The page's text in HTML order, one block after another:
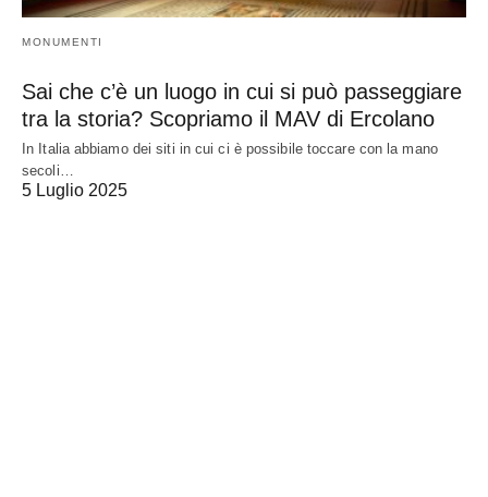
MONUMENTI
Sai che c’è un luogo in cui si può passeggiare
tra la storia? Scopriamo il MAV di Ercolano
In Italia abbiamo dei siti in cui ci è possibile toccare con la mano
secoli…
5 Luglio 2025